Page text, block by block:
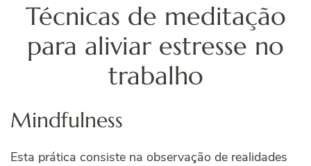
Técnicas de meditação
para aliviar estresse no
trabalho
Mindfulness
Esta prática consiste na observação de realidades